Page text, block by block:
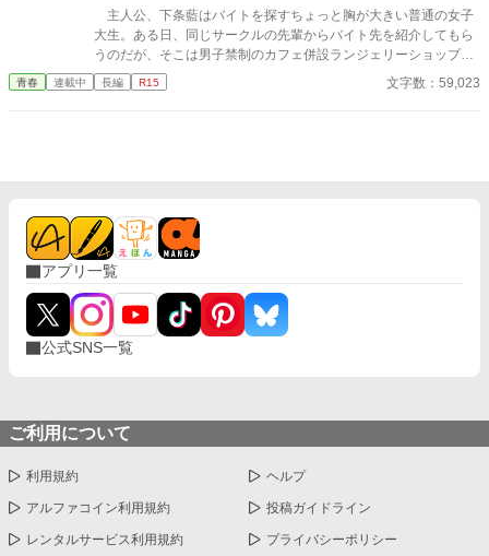
んと共同生活をすることを決意する。 また新学期の学校で
は、尚也は学園のアイドルこと花宮琴葉と同じクラスで席も近く
なった。 尚也は1年生の時、たまたま琴葉が困っていた時に助
霊のりん、学園のアイドル琴葉。 3人とその仲間たちが繰り広
主人公、下条藍はバイトを探すちょっと胸が大きい普通の女子
大生。ある日、同じサークルの先輩からバイト先を紹介してもら
うのだが、そこは男子禁制のカフェ併設ランジェリーショップ
で！？ ちょっとハレンチなお仕事カフェライフ、始まりま
す！！ ※この物語はフィクションであり実在の人物・団体・法律
青春 連載中 長編 R15 文字数：59,023
アプリ一覧
公式SNS一覧
ご利用について
利用規約 ヘルプ
アルファコイン利用規約 投稿ガイドライン
レンタルサービス利用規約 プライバシーポリシー